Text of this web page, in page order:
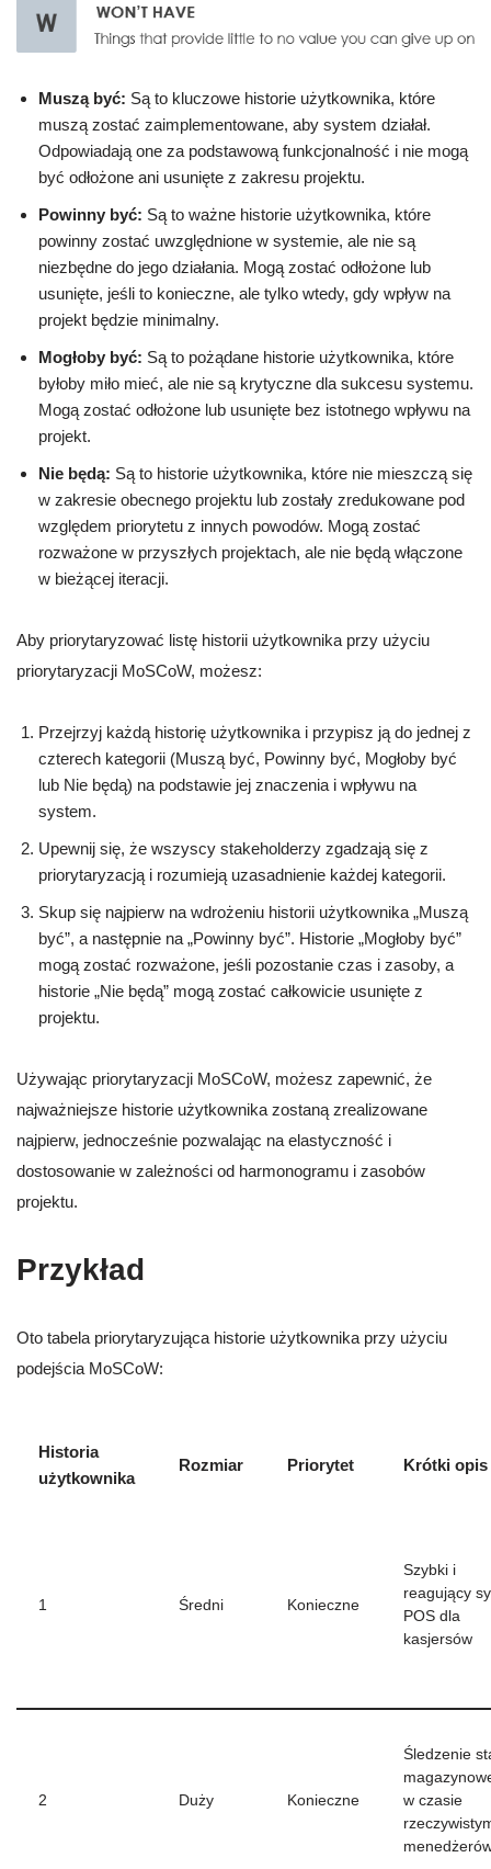
Muszą być: Są to kluczowe historie użytkownika, które
muszą zostać zaimplementowane, aby system działał.
Odpowiadają one za podstawową funkcjonalność i nie mogą
być odłożone ani usunięte z zakresu projektu.
Powinny być: Są to ważne historie użytkownika, które
powinny zostać uwzględnione w systemie, ale nie są
niezbędne do jego działania. Mogą zostać odłożone lub
usunięte, jeśli to konieczne, ale tylko wtedy, gdy wpływ na
projekt będzie minimalny.
Mogłoby być: Są to pożądane historie użytkownika, które
byłoby miło mieć, ale nie są krytyczne dla sukcesu systemu.
Mogą zostać odłożone lub usunięte bez istotnego wpływu na
projekt.
Nie będą: Są to historie użytkownika, które nie mieszczą się
w zakresie obecnego projektu lub zostały zredukowane pod
względem priorytetu z innych powodów. Mogą zostać
rozważone w przyszłych projektach, ale nie będą włączone
w bieżącej iteracji.
Aby priorytaryzować listę historii użytkownika przy użyciu
priorytaryzacji MoSCoW, możesz:
Przejrzyj każdą historię użytkownika i przypisz ją do jednej z
czterech kategorii (Muszą być, Powinny być, Mogłoby być
lub Nie będą) na podstawie jej znaczenia i wpływu na
system.
Upewnij się, że wszyscy stakeholderzy zgadzają się z
priorytaryzacją i rozumieją uzasadnienie każdej kategorii.
Skup się najpierw na wdrożeniu historii użytkownika „Muszą
być”, a następnie na „Powinny być”. Historie „Mogłoby być”
mogą zostać rozważone, jeśli pozostanie czas i zasoby, a
historie „Nie będą” mogą zostać całkowicie usunięte z
projektu.
Używając priorytaryzacji MoSCoW, możesz zapewnić, że
najważniejsze historie użytkownika zostaną zrealizowane
najpierw, jednocześnie pozwalając na elastyczność i
dostosowanie w zależności od harmonogramu i zasobów
projektu.
Przykład
Oto tabela priorytaryzująca historie użytkownika przy użyciu
podejścia MoSCoW:
Historia
użytkownika
Rozmiar Priorytet Krótki opis
1 Średni Konieczne
Szybki i
reagujący
POS dla
kasjersów
2 Duży Konieczne
Śledzenie
w czasie